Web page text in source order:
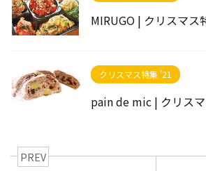
MIRUGO | クリスマス
クリスマス特集 '21
pain de mic | クリス
PREV